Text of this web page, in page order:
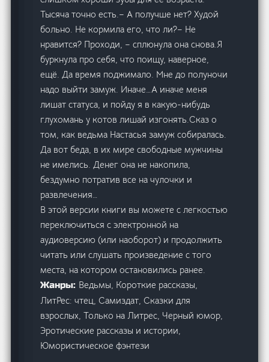
Тысяча точно есть.– А получше нет? Худой
больно. Не кормила его, что ли?– Не
нравится? Проходи, – сплюнула она снова.Я
буркнула про себя, что поищу, наверное,
ещё. Да время поджимало. Мне до полуночи
надо выйти замуж. Иначе…А иначе меня
лишат статуса, и пойду я в какую-нибудь
глухомань у котов лишай изгонять.Сказ о
том, как ведьма Настасья замуж собиралась.
Да вот беда, в их мире свободные мужчины
не имелись. Денег она не накопила,
бездумно потратив все на чулочки и
развлечения…
В этой версии книги вы можете с легкостью
переключиться с электронной на
аудиоверсию (или наоборот) и продолжить
читать или слушать произведение с того
места, на котором остановились ранее.
Жанры: Ведьмы, Короткие рассказы,
ЛитРес: чтец, Самиздат, Сказки для
взрослых, Только на Литрес, Черный юмор,
Эротические рассказы и истории,
Юмористическое фэнтези